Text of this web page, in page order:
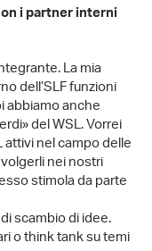
i partner interni
La mia
dell’SLF funzioni
abbiamo anche
del WSL. Vorrei
nel campo delle
nei nostri
stimola da parte
scambio di idee.
o think tank su temi